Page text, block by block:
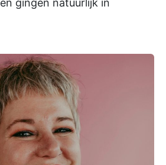
en gingen natuurlijk in